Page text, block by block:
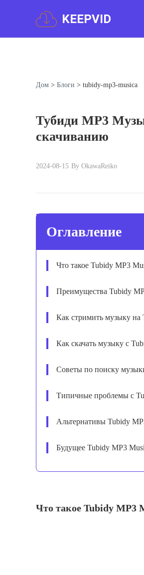
KEEPVID
Дом > Блоги > tubidy-mp3-musica
Тубиди MP3
скачиванию
2024-08-15 By OkawaReiko
Оглавление
Что такое Tubidy MP3
Преимущества Tubidy
Как стримить музыку на
Как скачать музыку с
Советы по поиску
Типичные проблемы с
Альтернативы Tubidy
Будущее Tubidy MP3
Что такое Tubidy MP3